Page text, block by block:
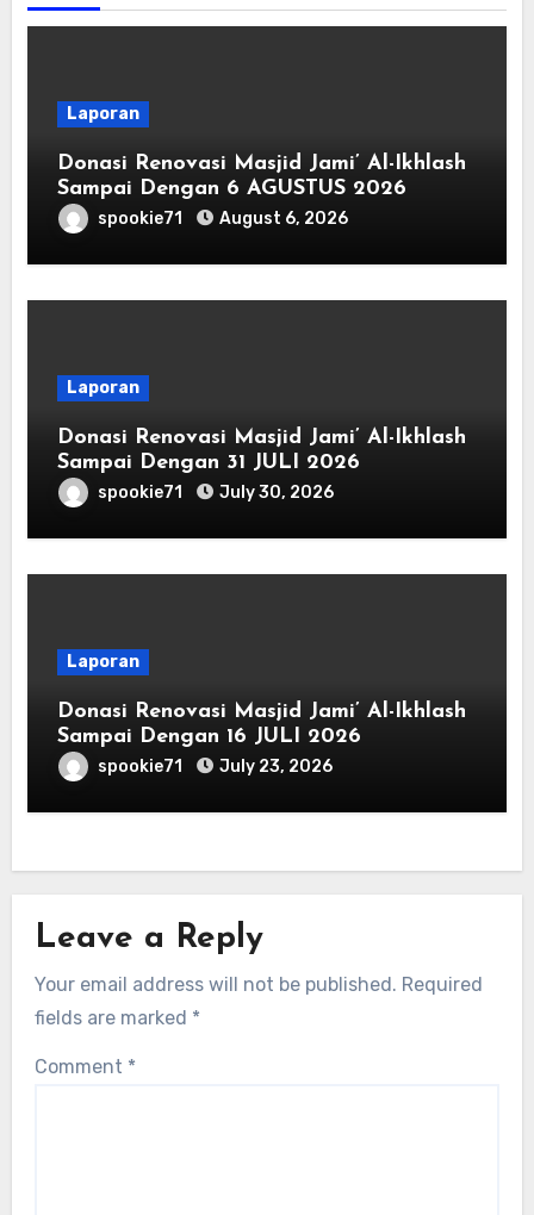
Laporan
Donasi Renovasi Masjid Jami’ Al-Ikhlash
Sampai Dengan 6 AGUSTUS 2026
spookie71 August 6, 2026
Laporan
Donasi Renovasi Masjid Jami’ Al-Ikhlash
Sampai Dengan 31 JULI 2026
spookie71 July 30, 2026
Laporan
Donasi Renovasi Masjid Jami’ Al-Ikhlash
Sampai Dengan 16 JULI 2026
spookie71 July 23, 2026
Leave a Reply
Your email address will not be published. Required
fields are marked *
Comment *